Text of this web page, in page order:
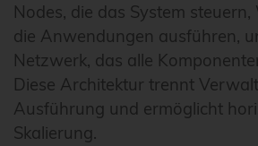
Nodes, die das System
die Anwendungen ausführen,
Netzwerk, das alle
Diese Architektur trennt
Ausführung und ermöglicht
Skalierung.